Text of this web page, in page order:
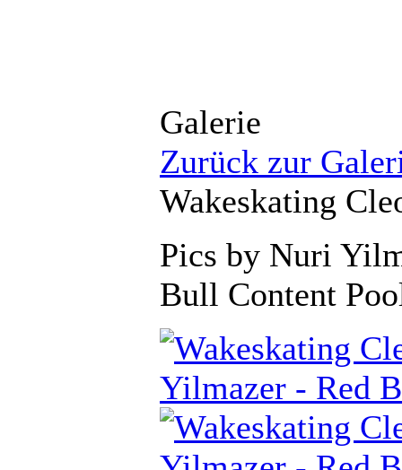
Galerie
Zurück zur
Wakeskating
Pics by Nuri
Bull Content